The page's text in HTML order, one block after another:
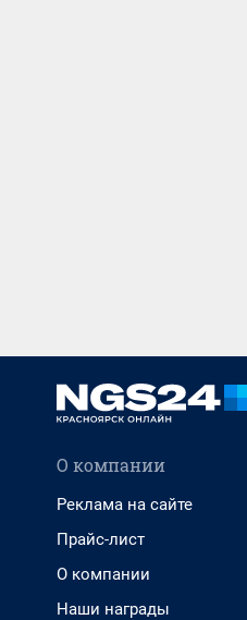
О компании
Реклама на сайте
Прайс-лист
О компании
Наши награды